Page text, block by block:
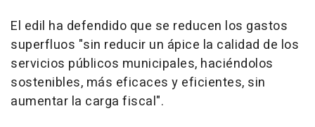
El edil ha defendido que se reducen los gastos
superfluos "sin reducir un ápice la calidad de los
servicios públicos municipales, haciéndolos
sostenibles, más eficaces y eficientes, sin
aumentar la carga fiscal".